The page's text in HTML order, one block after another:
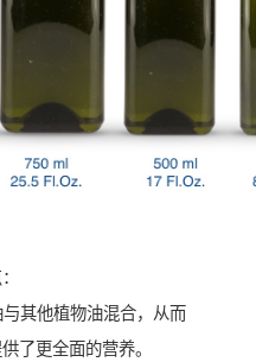
其他植物油混合，从而
了更全面的营养。